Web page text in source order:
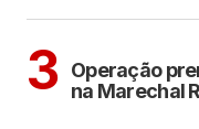
3 Operação
na Marechal